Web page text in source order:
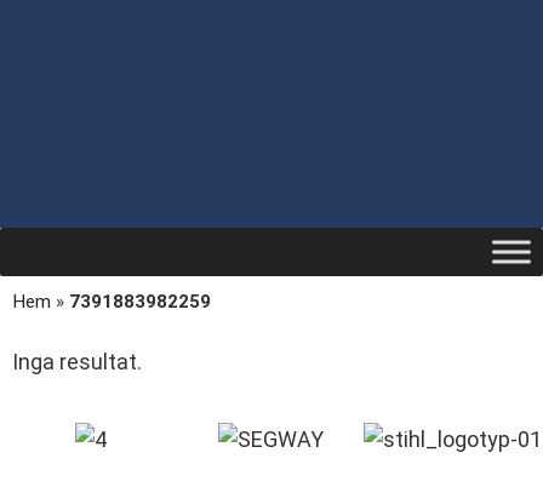
Hem » 7391883982259
Inga resultat.